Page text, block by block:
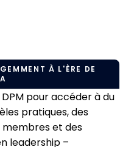
À L'ÈRE DE
pour accéder à du
pratiques, des
membres et des
leadership –